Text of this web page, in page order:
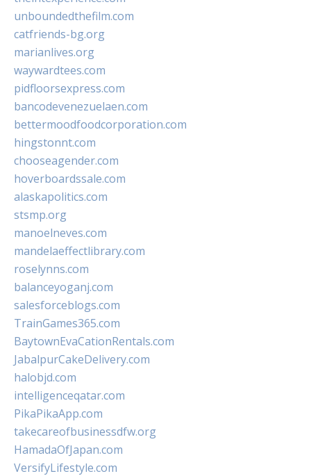
unboundedthefilm.com
catfriends-bg.org
marianlives.org
waywardtees.com
pidfloorsexpress.com
bancodevenezuelaen.com
bettermoodfoodcorporation.com
hingstonnt.com
chooseagender.com
hoverboardssale.com
alaskapolitics.com
stsmp.org
manoelneves.com
mandelaeffectlibrary.com
roselynns.com
balanceyoganj.com
salesforceblogs.com
TrainGames365.com
BaytownEvaCationRentals.com
JabalpurCakeDelivery.com
halobjd.com
intelligenceqatar.com
PikaPikaApp.com
takecareofbusinessdfw.org
HamadaOfJapan.com
VersifyLifestyle.com